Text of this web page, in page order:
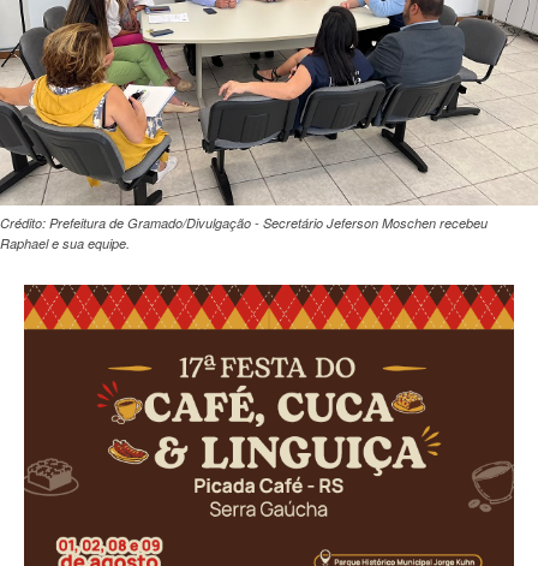
Crédito: Prefeitura de Gramado/Divulgação - Secretário Jeferson Moschen recebeu
Raphael e sua equipe.